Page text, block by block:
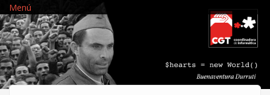
Pasar
al
contenido
principal
Menú